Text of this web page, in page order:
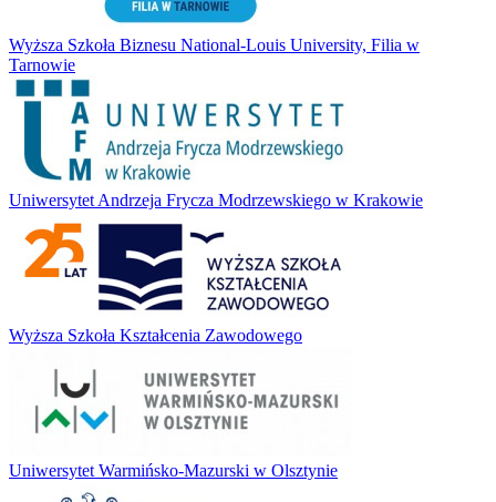
Wyższa Szkoła Biznesu National-Louis University, Filia w
Tarnowie
Uniwersytet Andrzeja Frycza Modrzewskiego w Krakowie
Wyższa Szkoła Kształcenia Zawodowego
Uniwersytet Warmińsko-Mazurski w Olsztynie